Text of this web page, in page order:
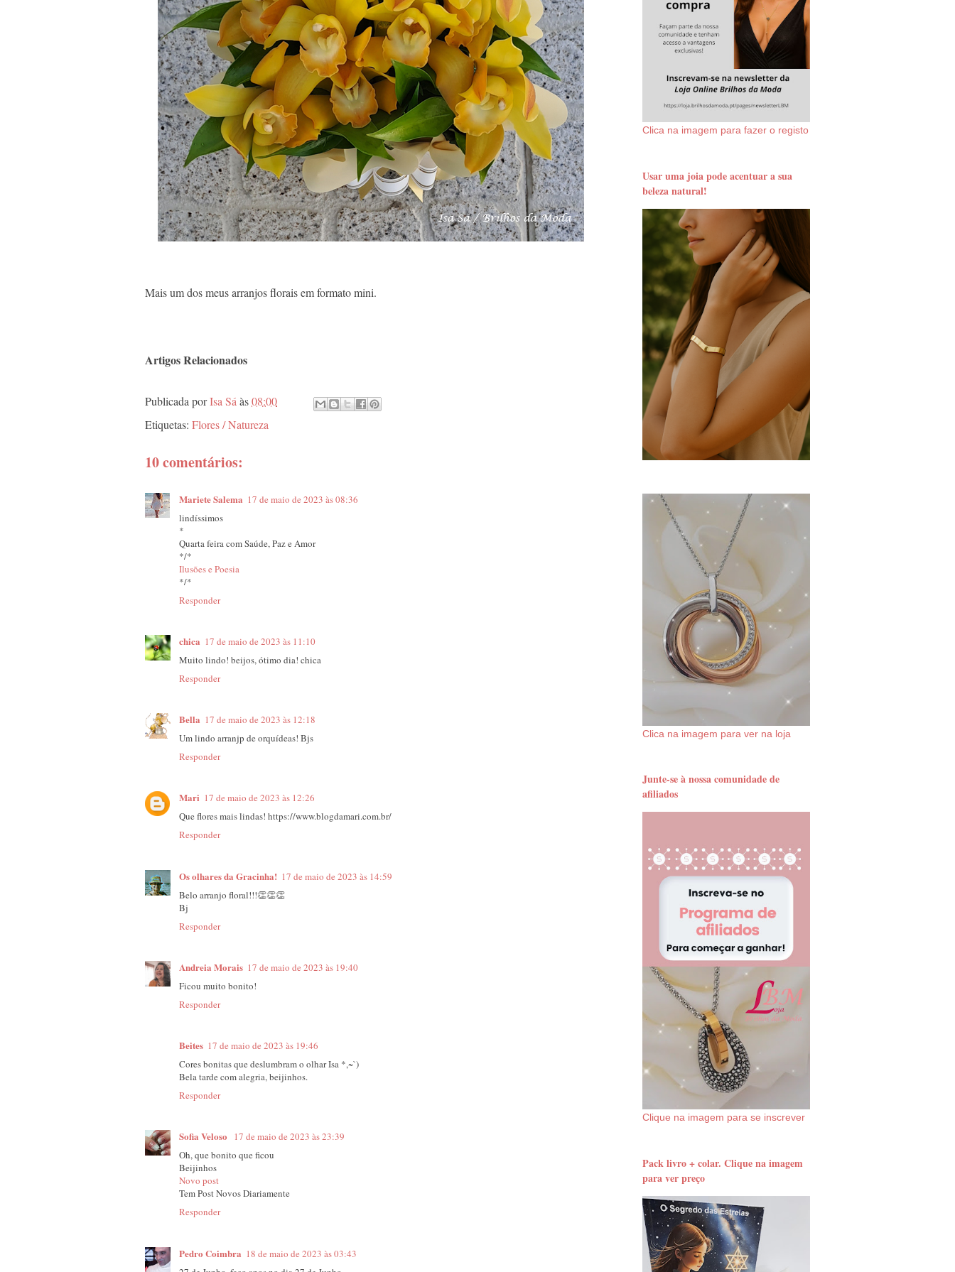
Mais um dos meus arranjos florais em formato mini.
Artigos Relacionados
Publicada porIsa Sá às08:00
Etiquetas: Flores / Natureza
10 comentários:
Mariete Salema 17 de maio de 2023 às 08:36
lindíssimos
*
Quarta feira com Saúde, Paz e Amor
*/*
Ilusões e Poesia
*/*
Responder
chica 17 de maio de 2023 às 11:10
Muito lindo! beijos, ótimo dia! chica
Responder
Bella 17 de maio de 2023 às 12:18
Um lindo arranjp de orquídeas! Bjs
Responder
Mari 17 de maio de 2023 às 12:26
Que flores mais lindas! https://www.blogdamari.com.br/
Responder
Os olhares da Gracinha! 17 de maio de 2023 às 14:59
Belo arranjo floral!!!👏👏👏
Bj
Responder
Andreia Morais 17 de maio de 2023 às 19:40
Ficou muito bonito!
Responder
Beites 17 de maio de 2023 às 19:46
Cores bonitas que deslumbram o olhar Isa *,~`)
Bela tarde com alegria, beijinhos.
Responder
Sofia Veloso
17 de maio de 2023 às 23:39
Oh, que bonito que ficou
Beijinhos
Novo post
Tem Post Novos Diariamente
Responder
Pedro Coimbra 18 de maio de 2023 às 03:43
Clica na imagem para fazer o registo
Usar uma joia pode acentuar a sua
beleza natural!
Clica na imagem para ver na loja
Junte-se à nossa comunidade de
afiliados
Clique na imagem para se inscrever
Pack livro + colar. Clique na imagem
para ver preço